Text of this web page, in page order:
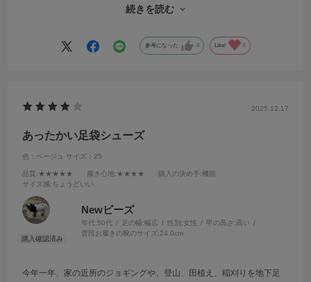
形、色、履きごこちはとてもいいのですが、お値段の割に安っぽく見
続きを読む
参考になった 0 Like! 0
2025.12.17
あったかい足袋シューズ
色：ベージュ サイズ：25
品質:★★★★★ 履き心地:★★★★ 購入の決め手 :機能
サイズ感:ちょうどいい
Newビーズ
年代:50代 足の幅:幅広 性別:女性 甲の高さ:高い
普段お履きの靴のサイズ:24.0cm
今年一年、家の近所のジョギングや、登山、田植え、稲刈りを地下足